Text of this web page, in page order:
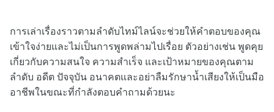
การเล่าเรื่องราวตามลำดับไทม์ไลน์จะช่วยให้คำตอบของคุณ
เข้าใจง่ายและไม่เป็นการพูดพล่ามไปเรื่อย ตัวอย่างเช่น พูดคุย
เกี่ยวกับความสนใจ ความสำเร็จ และเป้าหมายของคุณตาม
ลำดับ อดีต ปัจจุบัน อนาคตและอย่าลืมรักษาน้ำเสียงให้เป็นมือ
อาชีพในขณะที่กำลังตอบคำถามด้วยนะ